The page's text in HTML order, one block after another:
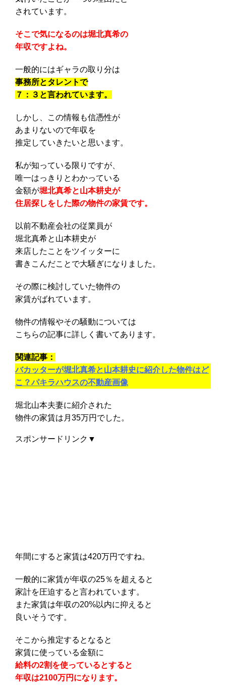
されています。
そこで気になるのは堀北真希の
年収ですよね。
一般的にはギャラの取り分は
事務所とタレントで
７：３と言われています。
しかし、この情報も信憑性が
あまりないので年収を
推定していきたいと思います。
私が知っている限りですが、
唯一はっきりとわかっている
金額が堀北真希と山本耕史が
住居探しをした際の物件の家賃です。
以前不動産会社の従業員が
堀北真希と山本耕史が
来店したことをツイッターに
書きこんだことで大騒ぎになりました。
その際に検討していた物件の
家賃がばれています。
物件の情報やその騒動については
こちらの記事に詳しく書いてあります。
関連記事：
バカッターが堀北真希と山本耕史に紹介した物件はど
こ？パキラハウスの不動産画像
堀北山本夫妻に紹介された
物件の家賃は月35万円でした。
スポンサードリンク▼
年間にすると家賃は420万円ですね。
一般的に家賃が年収の25％を超えると
家計を圧迫すると言われています。
また家賃は年収の20%以内に抑えると
良いそうです。
そこから推定するとなると
家賃に使っている金額に
給料の2割を使っているとすると
年収は2100万円になります。